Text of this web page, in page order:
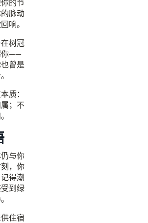
的节
脉动
响。
树冠
你——
曾是
质：
；不
与你
，你
得潮
到绿
住宿